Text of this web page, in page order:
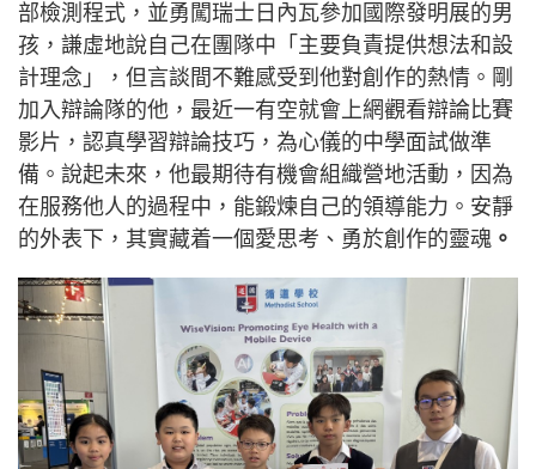
部檢測程式，並勇闖瑞士日內瓦參加國際發明展的男
孩，謙虛地說自己在團隊中「主要負責提供想法和設
計理念」，但言談間不難感受到他對創作的熱情。剛
加入辯論隊的他，最近一有空就會上網觀看辯論比賽
影片，認真學習辯論技巧，為心儀的中學面試做準
備。說起未來，他最期待有機會組織營地活動，因為
在服務他人的過程中，能鍛煉自己的領導能力。安靜
的外表下，其實藏着一個愛思考、勇於創作的靈魂 。